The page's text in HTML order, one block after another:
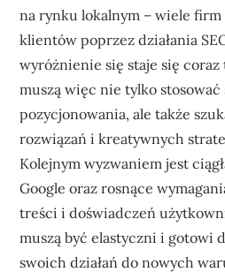
na rynku lokalnym – wiele firm
klientów poprzez działania
wyróżnienie się staje się
muszą więc nie tylko
pozycjonowania, ale także
rozwiązań i kreatywnych
Kolejnym wyzwaniem jest
Google oraz rosnące
treści i doświadczeń
muszą być elastyczni i gotowi
swoich działań do nowych